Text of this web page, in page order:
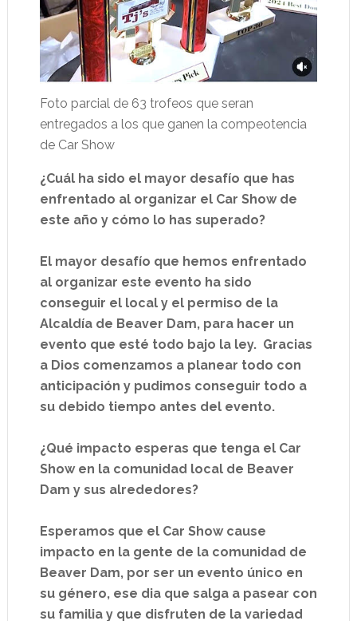
Foto parcial de 63 trofeos que seran
entregados a los que ganen la compeotencia
de Car Show
¿Cuál ha sido el mayor desafío que has
enfrentado al organizar el Car Show de
este año y cómo lo has superado?
El mayor desafío que hemos enfrentado
al organizar este evento ha sido
conseguir el local y el permiso de la
Alcaldía de Beaver Dam, para hacer un
evento que esté todo bajo la ley. Gracias
a Dios comenzamos a planear todo con
anticipación y pudimos conseguir todo a
su debido tiempo antes del evento.
¿Qué impacto esperas que tenga el Car
Show en la comunidad local de Beaver
Dam y sus alrededores?
Esperamos que el Car Show cause
impacto en la gente de la comunidad de
Beaver Dam, por ser un evento único en
su género, ese dia que salga a pasear con
su familia y que disfruten de la variedad